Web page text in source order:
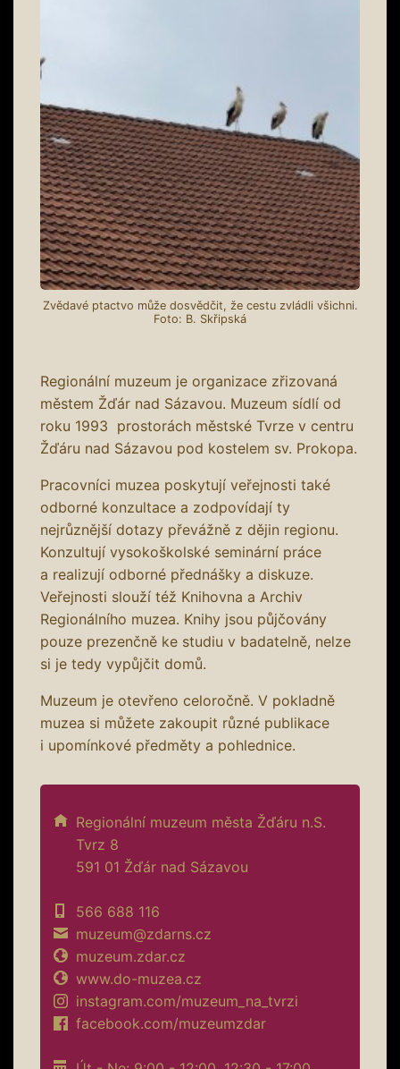
Zvědavé ptactvo může dosvědčit, že cestu zvládli všichni.
Foto: B. Skřipská
Regionální muzeum je organizace zřizovaná
městem Žďár nad Sázavou. Muzeum sídlí od
roku 1993 prostorách městské Tvrze v centru
Žďáru nad Sázavou pod kostelem sv. Prokopa.
Pracovníci muzea poskytují veřejnosti také
odborné konzultace a zodpovídají ty
nejrůznější dotazy převážně z dějin regionu.
Konzultují vysokoškolské seminární práce
a realizují odborné přednášky a diskuze.
Veřejnosti slouží též Knihovna a Archiv
Regionálního muzea. Knihy jsou půjčovány
pouze prezenčně ke studiu v badatelně, nelze
si je tedy vypůjčit domů.
Muzeum je otevřeno celoročně. V pokladně
muzea si můžete zakoupit různé publikace
i upomínkové předměty a pohlednice.
Regionální muzeum města Žďáru n.S.
Tvrz 8
591 01 Žďár nad Sázavou
566 688 116
muzeum@zdarns.cz
muzeum.zdar.cz
www.do-muzea.cz
instagram.com/muzeum_na_tvrzi
facebook.com/muzeumzdar